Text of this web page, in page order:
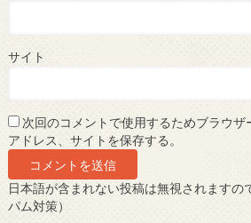
サイト
次回のコメントで使用するためブラウ
アドレス、サイトを保存する。
日本語が含まれない投稿は無視されますの
パム対策）